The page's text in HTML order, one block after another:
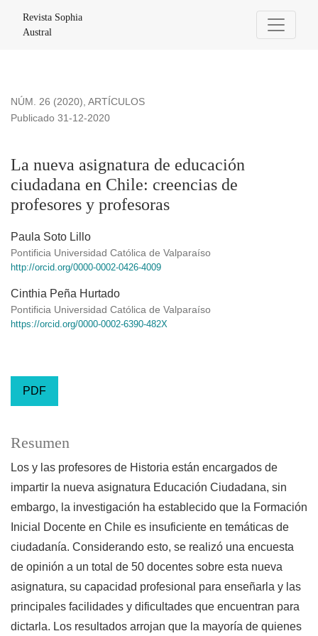
Revista Sophia
Austral
NÚM. 26 (2020), ARTÍCULOS
La nueva asignatura de educación
ciudadana en Chile: creencias de
profesores y profesoras
Publicado 31-12-2020
Paula Soto Lillo
Pontificia Universidad Católica de Valparaíso
http://orcid.org/0000-0002-0426-4009
Cinthia Peña Hurtado
Pontificia Universidad Católica de Valparaíso
https://orcid.org/0000-0002-6390-482X
PDF
Resumen
Los y las profesores de Historia están encargados de
impartir la nueva asignatura Educación Ciudadana, sin
embargo, la investigación ha establecido que la Formación
Inicial Docente en Chile es insuficiente en temáticas de
ciudadanía. Considerando esto, se realizó una encuesta
de opinión a un total de 50 docentes sobre esta nueva
asignatura, su capacidad profesional para enseñarla y las
principales facilidades y dificultades que encuentran para
dictarla. Los resultados arrojan que la mayoría de quienes